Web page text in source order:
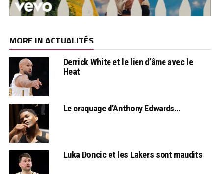
MORE IN ACTUALITÉS
Derrick White et le lien d’âme avec le
Heat
Le craquage d’Anthony Edwards…
Luka Doncic et les Lakers sont maudits